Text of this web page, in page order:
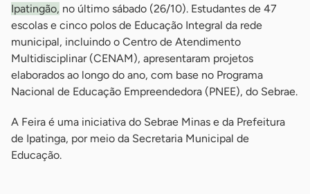
Ipatingão, no último sábado (26/10). Estudantes de 47
escolas e cinco polos de Educação Integral da rede
municipal, incluindo o Centro de Atendimento
Multidisciplinar (CENAM), apresentaram projetos
elaborados ao longo do ano, com base no Programa
Nacional de Educação Empreendedora (PNEE), do Sebrae.
A Feira é uma iniciativa do Sebrae Minas e da Prefeitura
de Ipatinga, por meio da Secretaria Municipal de
Educação.